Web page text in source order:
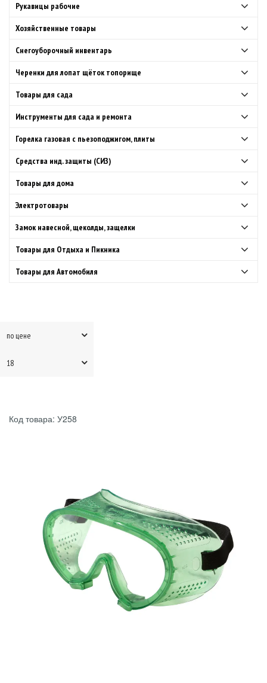
Рукавицы рабочие
Хозяйственные товары
Снегоуборочный инвентарь
Черенки для лопат щёток топорище
Товары для сада
Инструменты для сада и ремонта
Горелка газовая с пьезоподжигом, плиты
Средства инд. защиты (СИЗ)
Товары для дома
Электротовары
Замок навесной, щеколды, защелки
Товары для Отдыха и Пикника
Товары для Автомобиля
по цене
18
Код товара: У258